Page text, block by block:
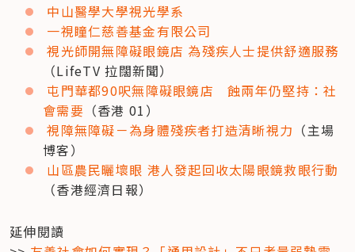
中山醫學大學視光學系
一視瞳仁慈善基金有限公司
視光師開無障礙眼鏡店 為殘疾人士提供舒適服務
（LifeTV 拉闊新聞）
屯門華都90呎無障礙眼鏡店　蝕兩年仍堅持：社
會需要 （香港 01）
視障無障礙－為身體殘疾者打造清晰視力 （主場
博客）
山區農民曬壞眼 港人發起回收太陽眼鏡救眼行動
（香港經濟日報）
延伸閱讀